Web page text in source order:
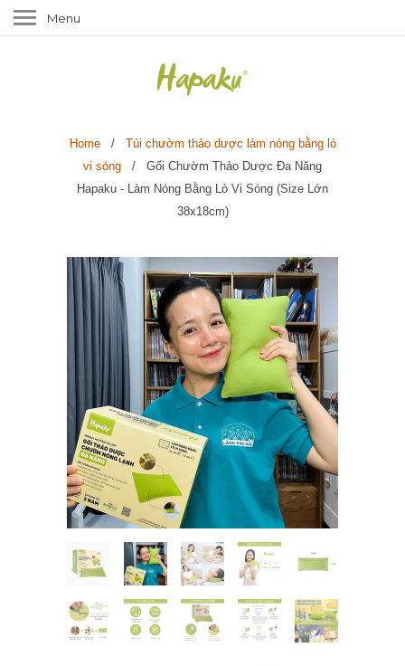
Home/ Túi chườm thảo dược làm nóng bằng lò
vi sóng
/ Gối Chườm Thảo Dược Đa Năng
Hapaku - Làm Nóng Bằng Lò Vi Sóng (Size Lớn
38x18cm)
Menu